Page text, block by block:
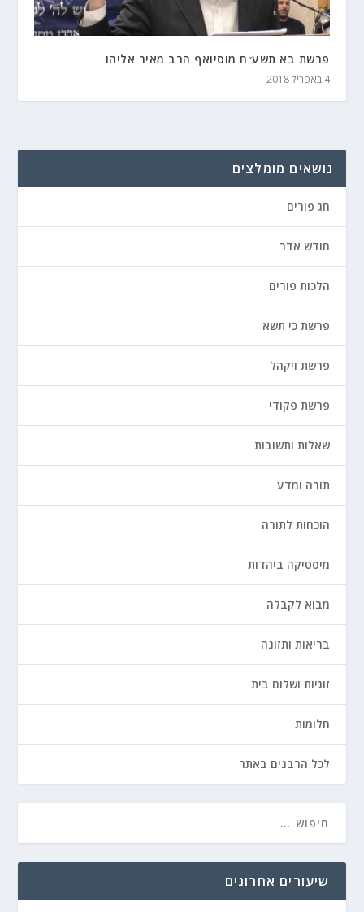
פרשת בא תשע״ח מוסיואף הרב מאיר אליהו
4 באפריל 2018
נושאים מומלצים
חג פורים
חודש אדר
הלכות פורים
פרשת כי תשא
פרשת ויקהל
פרשת פקודי
שאלות ותשובות
תורה ומדע
הוכחות לתורה
מיסטיקה ביהדות
מבוא לקבלה
בריאות ותזונה
זוגיות ושלום בית
חלומות
לכל הרבנים באתר
שיעורים אחרונים